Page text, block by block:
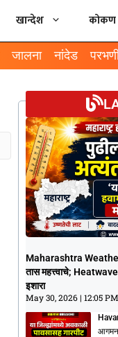
खान्देश कोकण
जालना नांदेड
Maharashtra Weather
तास महत्त्वाचे;
इशारा
May 30, 2026 12:05 PM
आणि
आगमन;